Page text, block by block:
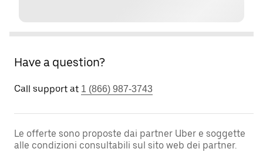
Have a question?
Call support at 1 (866) 987-3743
Le offerte sono proposte dai partner Uber e soggette
alle condizioni consultabili sul sito web dei partner.